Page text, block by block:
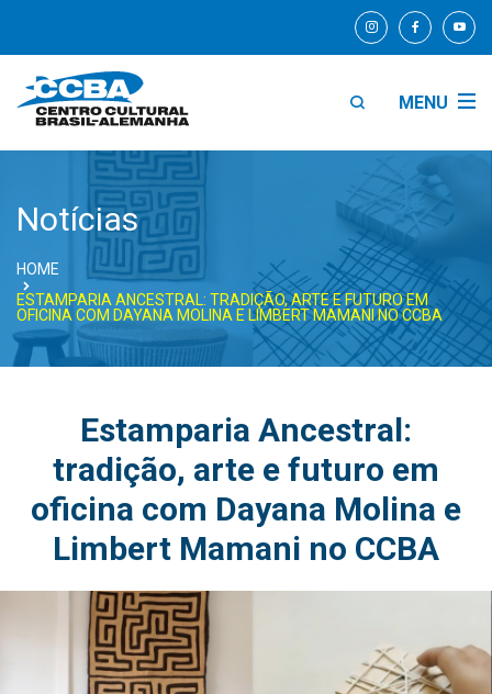
MENU
Notícias
HOME
ESTAMPARIA ANCESTRAL: TRADIÇÃO, ARTE E FUTURO EM
OFICINA COM DAYANA MOLINA E LIMBERT MAMANI NO CCBA
Estamparia Ancestral:
tradição, arte e futuro em
oficina com Dayana Molina e
Limbert Mamani no CCBA